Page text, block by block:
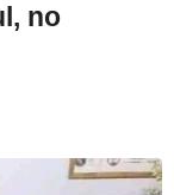
no